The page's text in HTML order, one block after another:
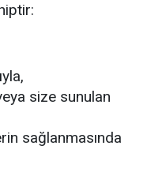
size sunulan
sağlanmasında